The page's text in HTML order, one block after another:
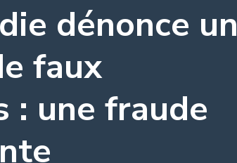
dénonce un
faux
: une fraude